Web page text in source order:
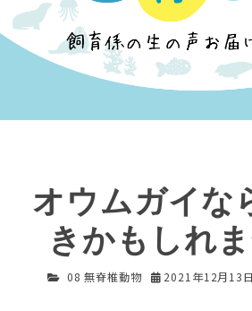
オウムガイな
きかもしれま
08 無脊椎動物 2021年12月13日